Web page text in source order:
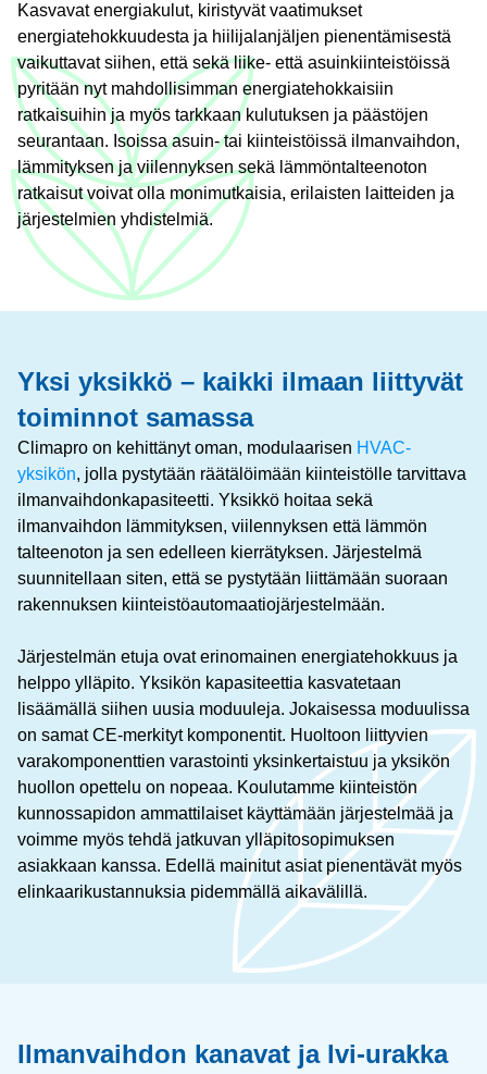
Kasvavat energiakulut, kiristyvät vaatimukset
energiatehokkuudesta ja hiilijalanjäljen pienentämisestä
vaikuttavat siihen, että sekä liike- että asuinkiinteistöissä
pyritään nyt mahdollisimman energiatehokkaisiin
ratkaisuihin ja myös tarkkaan kulutuksen ja päästöjen
seurantaan. Isoissa asuin- tai kiinteistöissä ilmanvaihdon,
lämmityksen ja viilennyksen sekä lämmöntalteenoton
ratkaisut voivat olla monimutkaisia, erilaisten laitteiden ja
järjestelmien yhdistelmiä.
Yksi yksikkö – kaikki ilmaan liittyvät
toiminnot samassa
Climapro on kehittänyt oman, modulaarisen HVAC-
yksikön, jolla pystytään räätälöimään kiinteistölle tarvittava
ilmanvaihdonkapasiteetti. Yksikkö hoitaa sekä
ilmanvaihdon lämmityksen, viilennyksen että lämmön
talteenoton ja sen edelleen kierrätyksen. Järjestelmä
suunnitellaan siten, että se pystytään liittämään suoraan
rakennuksen kiinteistöautomaatiojärjestelmään.
Järjestelmän etuja ovat erinomainen energiatehokkuus ja
helppo ylläpito. Yksikön kapasiteettia kasvatetaan
lisäämällä siihen uusia moduuleja. Jokaisessa moduulissa
on samat CE-merkityt komponentit. Huoltoon liittyvien
varakomponenttien varastointi yksinkertaistuu ja yksikön
huollon opettelu on nopeaa. Koulutamme kiinteistön
kunnossapidon ammattilaiset käyttämään järjestelmää ja
voimme myös tehdä jatkuvan ylläpitosopimuksen
asiakkaan kanssa. Edellä mainitut asiat pienentävät myös
elinkaarikustannuksia pidemmällä aikavälillä.
Ilmanvaihdon kanavat ja lvi-urakka